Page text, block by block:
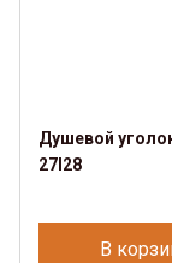
Душевой
27I28
В